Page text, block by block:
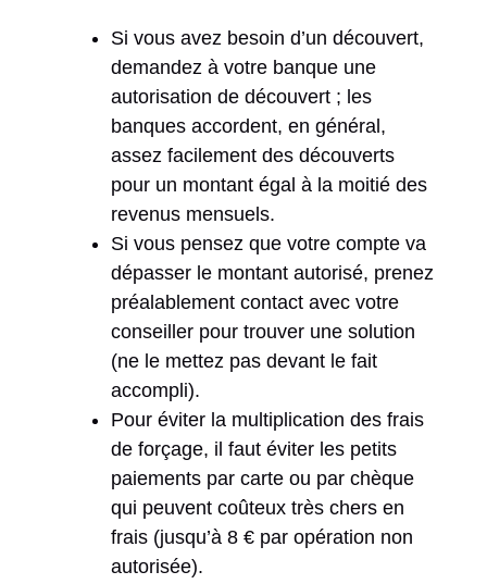
Si vous avez besoin d’un découvert,
demandez à votre banque une
autorisation de découvert ; les
banques accordent, en général,
assez facilement des découverts
pour un montant égal à la moitié des
revenus mensuels.
Si vous pensez que votre compte va
dépasser le montant autorisé, prenez
préalablement contact avec votre
conseiller pour trouver une solution
(ne le mettez pas devant le fait
accompli).
Pour éviter la multiplication des frais
de forçage, il faut éviter les petits
paiements par carte ou par chèque
qui peuvent coûteux très chers en
frais (jusqu’à 8 € par opération non
autorisée).